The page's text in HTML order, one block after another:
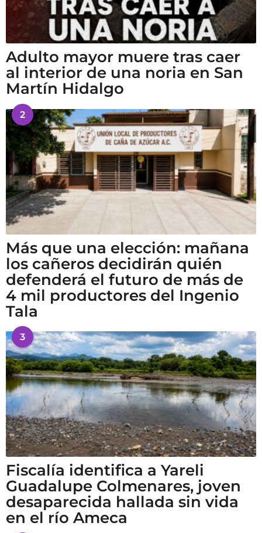
Adulto mayor muere tras caer
al interior de una noria en San
Martín Hidalgo
2
Más que una elección: mañana
los cañeros decidirán quién
defenderá el futuro de más de
4 mil productores del Ingenio
Tala
3
Fiscalía identifica a Yareli
Guadalupe Colmenares, joven
desaparecida hallada sin vida
en el río Ameca